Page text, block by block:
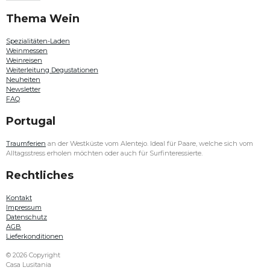
Laureano
Passadouro
oder
Douro
Family
Estates
entdecken.
Auch
diesem
haben
unsere
an
der
Bern
aus
Algarve,
Alentejo,
Lisboa,
Dão,
Douro,
Thema Wein
Spezialitäten-Laden
Weinmessen
Weinreisen
Weiterleitung Degustationen
Neuheiten
Newsletter
FAQ
Portugal
Traumferien an der Westküste vom Alentejo. Ideal für Paare, welche sich vom
Alltagsstress erholen möchten oder auch für Surfinteressierte.
Rechtliches
Kontakt
Impressum
Datenschutz
AGB
Lieferkonditionen
© 2026 Copyright
Casa Lusitania